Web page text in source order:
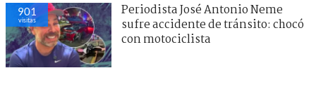
901
visitas
Periodista José Antonio Neme
sufre accidente de tránsito: chocó
con motociclista